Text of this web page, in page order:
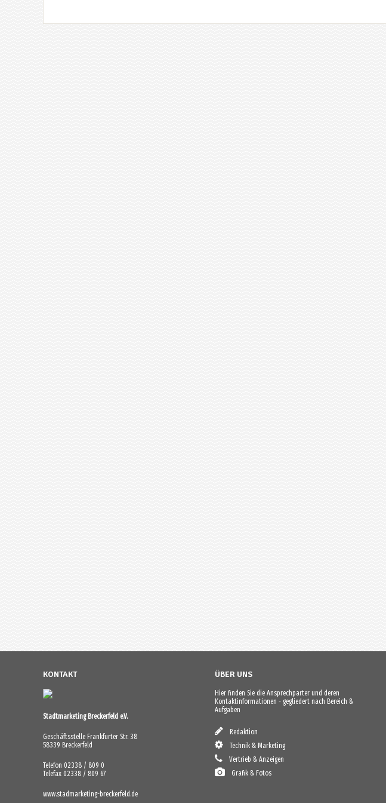
KONTAKT
Stadtmarketing Breckerfeld e.V.
Geschäftsstelle Frankfurter Str. 38
58339 Breckerfeld
Telefon 02338 / 809 0
Telefax 02338 / 809 67
www.stadmarketing-breckerfeld.de
ÜBER UNS
Hier finden Sie die Ansprechparter und deren
Kontaktinformationen - gegliedert nach Bereich &
Aufgaben
Redaktion
Technik & Marketing
Vertrieb & Anzeigen
Grafik & Fotos